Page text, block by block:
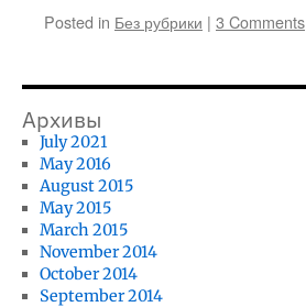
Posted in Без рубрики | 3 Comments
Архивы
July 2021
May 2016
August 2015
May 2015
March 2015
November 2014
October 2014
September 2014